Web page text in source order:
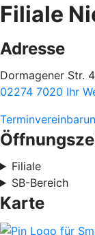
Filiale
Adresse
Dormagener Str.
02274 7020 Ihr
Filiale
SB-Bereich
Karte